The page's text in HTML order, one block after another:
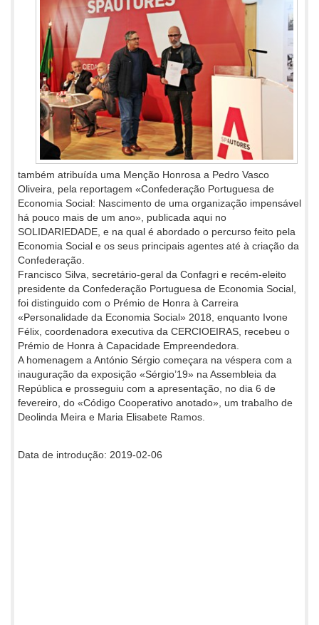
também atribuída uma Menção Honrosa a Pedro Vasco
Oliveira, pela reportagem «Confederação Portuguesa de
Economia Social: Nascimento de uma organização impensável
há pouco mais de um ano», publicada aqui no
SOLIDARIEDADE, e na qual é abordado o percurso feito pela
Economia Social e os seus principais agentes até à criação da
Confederação.
Francisco Silva, secretário-geral da Confagri e recém-eleito
presidente da Confederação Portuguesa de Economia Social,
foi distinguido com o Prémio de Honra à Carreira
«Personalidade da Economia Social» 2018, enquanto Ivone
Félix, coordenadora executiva da CERCIOEIRAS, recebeu o
Prémio de Honra à Capacidade Empreendedora.
A homenagem a António Sérgio começara na véspera com a
inauguração da exposição «Sérgio’19» na Assembleia da
República e prosseguiu com a apresentação, no dia 6 de
fevereiro, do «Código Cooperativo anotado», um trabalho de
Deolinda Meira e Maria Elisabete Ramos.
Data de introdução: 2019-02-06